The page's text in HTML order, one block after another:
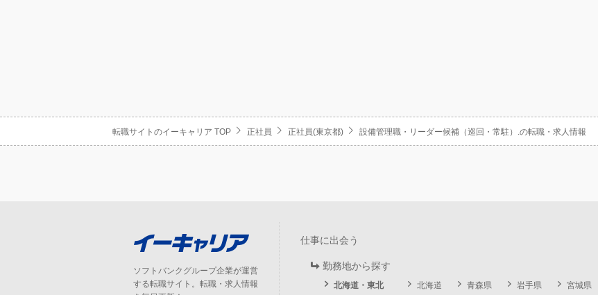
転職サイトのイーキャリア TOP 正社員 正社員(東京都) 設備管理職・リーダー候補（巡回・常駐）.の転職・求人情報
ソフトバンクグループ企業が運営
する転職サイト。転職・求人情報
仕事に出会う
勤務地から探す
北海道・東北 北海道 青森県 岩手県 宮城県